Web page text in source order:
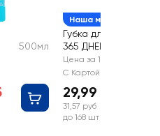
500мл
Наша марка
Губка для посуды
365 ДНЕЙ большая
9х6,3х2,5см
Цена за 1 шт
С Картой №1
29,99 руб
31,57 руб
до 168 шт